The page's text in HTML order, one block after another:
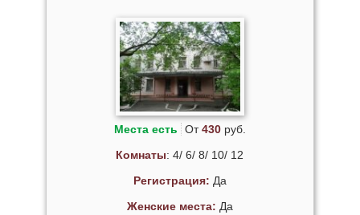
Места есть От430руб.
Комнаты: 4/ 6/ 8/ 10/ 12
Регистрация: Да
Женские места: Да